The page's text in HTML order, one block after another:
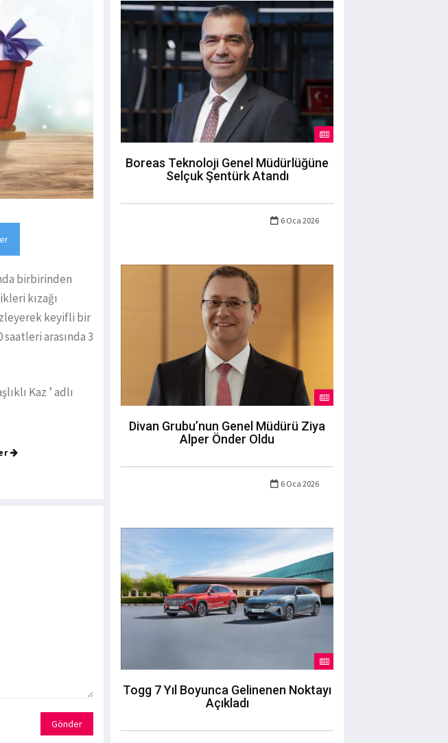
birbirinden
kızağı
keyifli bir
arasında 3
Kaz ’ adlı
Gönder
Boreas Teknoloji Genel Müdürlüğüne
Selçuk Şentürk Atandı
6 Oca 2026
Divan Grubu’nun Genel Müdürü Ziya
Alper Önder Oldu
6 Oca 2026
Togg 7 Yıl Boyunca Gelinenen Noktayı
Açıkladı